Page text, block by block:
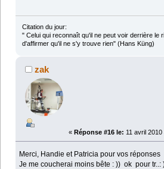
Citation du jour:
" Celui qui reconnaît qu'il ne peut voir derrière le
d'affirmer qu'il ne s'y trouve rien" (Hans Küng)
zak
« Réponse #16 le: 11 avril
Merci, Handie et Patricia pour vos réponses
Je me coucherai moins bête : )) ok pour tr..: